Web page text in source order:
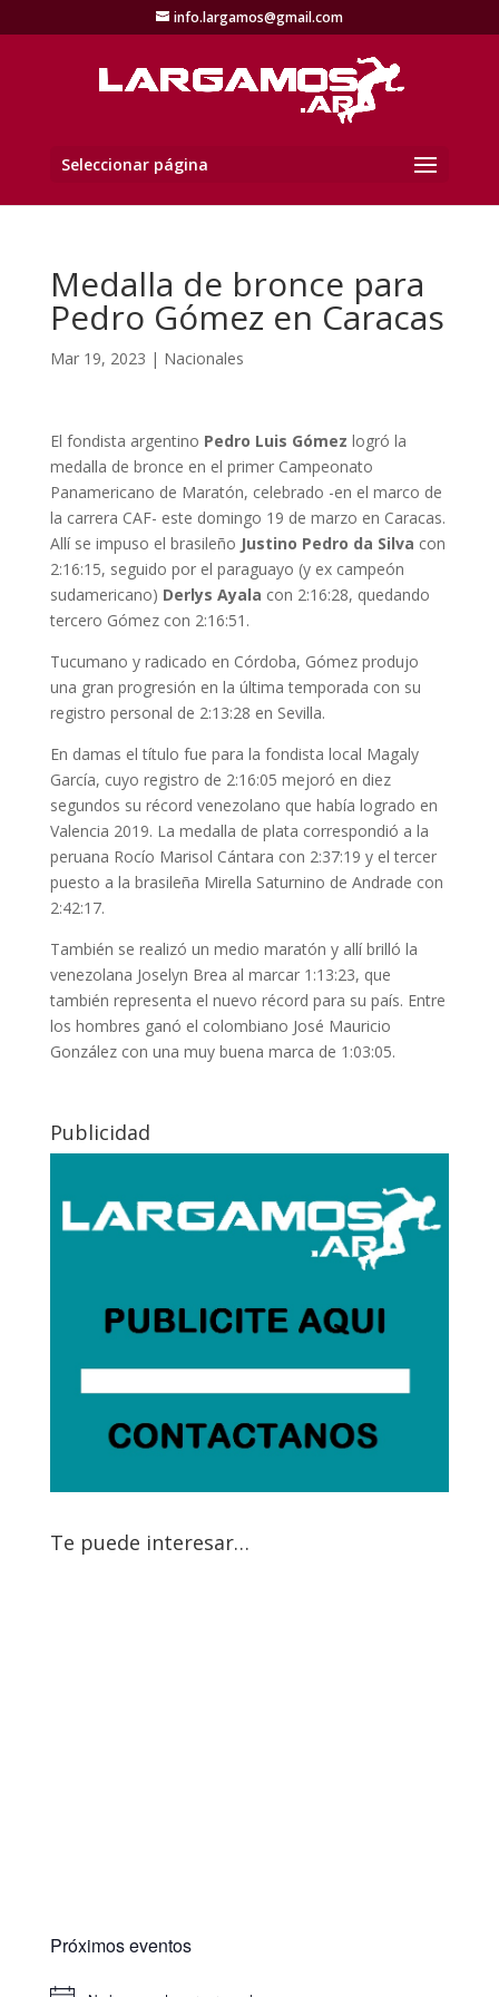
info.largamos@gmail.com
Seleccionar página
Medalla de bronce para
Pedro Gómez en Caracas
Mar 19, 2023 | Nacionales
El fondista argentino Pedro Luis Gómez logró la
medalla de bronce en el primer Campeonato
Panamericano de Maratón, celebrado -en el marco de
la carrera CAF- este domingo 19 de marzo en Caracas.
Allí se impuso el brasileño Justino Pedro da Silva con
2:16:15, seguido por el paraguayo (y ex campeón
sudamericano) Derlys Ayala con 2:16:28, quedando
tercero Gómez con 2:16:51.
Tucumano y radicado en Córdoba, Gómez produjo
una gran progresión en la última temporada con su
registro personal de 2:13:28 en Sevilla.
En damas el título fue para la fondista local Magaly
García, cuyo registro de 2:16:05 mejoró en diez
segundos su récord venezolano que había logrado en
Valencia 2019. La medalla de plata correspondió a la
peruana Rocío Marisol Cántara con 2:37:19 y el tercer
puesto a la brasileña Mirella Saturnino de Andrade con
2:42:17.
También se realizó un medio maratón y allí brilló la
venezolana Joselyn Brea al marcar 1:13:23, que
también representa el nuevo récord para su país. Entre
los hombres ganó el colombiano José Mauricio
González con una muy buena marca de 1:03:05.
Publicidad
Te puede interesar…
Próximos eventos